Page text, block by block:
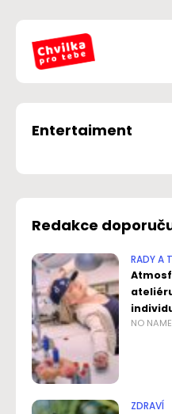
Entertaiment
Redakce
RADY A
NO NAME
ZDRAVÍ